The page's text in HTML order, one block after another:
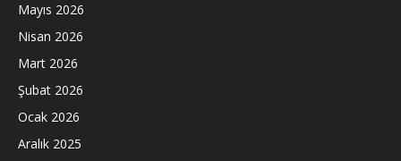
Mayıs 2026
Nisan 2026
Mart 2026
Şubat 2026
Ocak 2026
Aralık 2025